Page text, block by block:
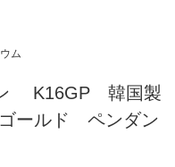
ム
K16GP 韓国製
ールド ペンダン